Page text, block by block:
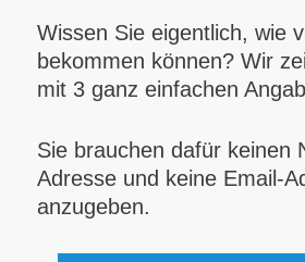
Wissen Sie eigentlich, wie
bekommen können? Wir
mit 3 ganz einfachen
Sie brauchen dafür keinen
Adresse und keine Email-
anzugeben.